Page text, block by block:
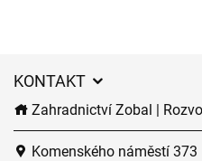
KONTAKT
Zahradnictví Zobal |
Komenského náměstí 373